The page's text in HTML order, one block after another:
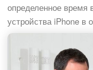
определенное время
устройства iPhone в